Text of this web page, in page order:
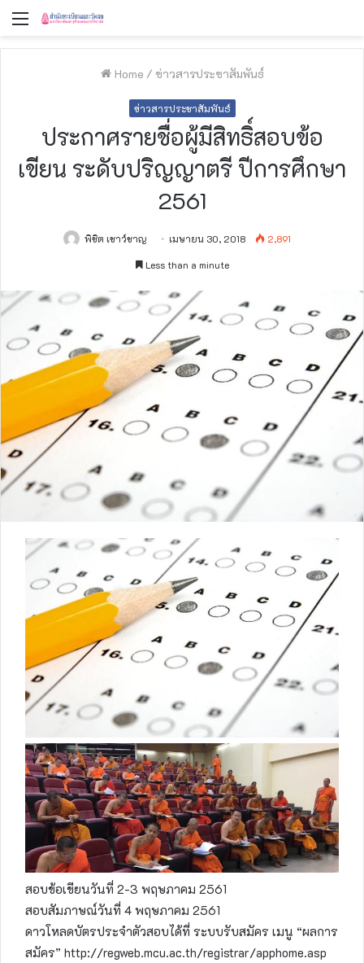
Menu
Home / ข่าวสารประชาสัมพันธ์
ข่าวสารประชาสัมพันธ์
ประกาศรายชื่อผู้มีสิทธิ์สอบข้อ
เขียน ระดับปริญญาตรี ปีการศึกษา
2561
พิชิต เชาว์ชาญ เมษายน 30, 2018
2,891
Less than a minute
สอบข้อเขียนวันที่ 2-3 พฤษภาคม 2561
สอบสัมภาษณ์วันที่ 4 พฤษภาคม 2561
ดาวโหลดบัตรประจำตัวสอบได้ที่ ระบบรับสมัคร เมนู “ผลการ
สมัคร” http://regweb.mcu.ac.th/registrar/apphome.asp